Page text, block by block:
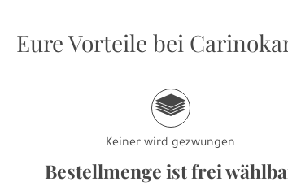
Eure Vorteile bei
g
Keiner wird gezwungen
Bestellmenge ist frei